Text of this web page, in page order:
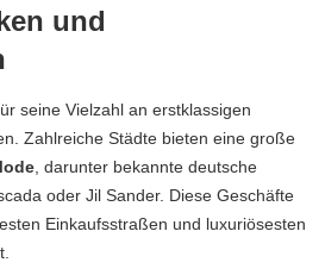
und
seine Vielzahl an erstklassigen
Zahlreiche Städte bieten eine große
, darunter bekannte deutsche
oder Jil Sander. Diese Geschäfte
Einkaufsstraßen und luxuriösesten